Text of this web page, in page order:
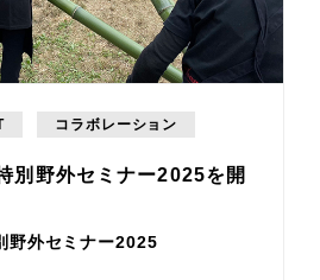
コラボレーション
別野外セミナー2025を開
野外セミナー2025